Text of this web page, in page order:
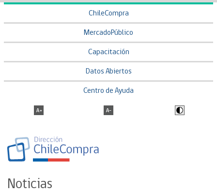
ChileCompra
MercadoPúblico
Capacitación
Datos Abiertos
Centro de Ayuda
Noticias